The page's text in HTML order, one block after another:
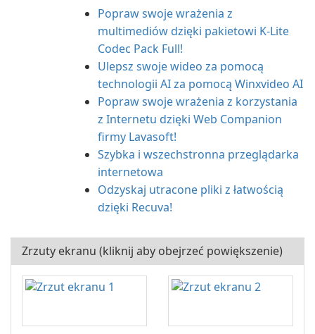
Popraw swoje wrażenia z
multimediów dzięki pakietowi K-Lite
Codec Pack Full!
Ulepsz swoje wideo za pomocą
technologii AI za pomocą Winxvideo AI
Popraw swoje wrażenia z korzystania
z Internetu dzięki Web Companion
firmy Lavasoft!
Szybka i wszechstronna przeglądarka
internetowa
Odzyskaj utracone pliki z łatwością
dzięki Recuva!
Zrzuty ekranu (kliknij aby obejrzeć powiększenie)